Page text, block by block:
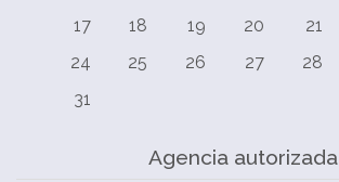
17
18 19 20 21
24
25 26 27 28
31
Agencia autorizada